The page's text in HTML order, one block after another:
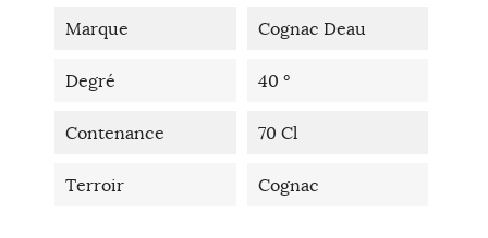
Marque Cognac Deau
Degré 40 °
Contenance 70 Cl
Terroir Cognac